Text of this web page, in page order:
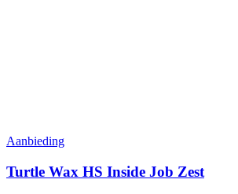
Aanbieding
Turtle Wax HS Inside Job Zest